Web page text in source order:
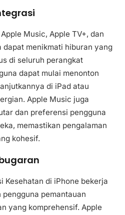
Music, Apple TV+, dan
dapat menikmati hiburan yang
di seluruh perangkat
dapat mulai menonton
di iPad atau
Apple Music juga
dan preferensi pengguna
memastikan pengalaman
kohesif.
Kesehatan di iPhone bekerja
pemantauan
yang komprehensif. Apple